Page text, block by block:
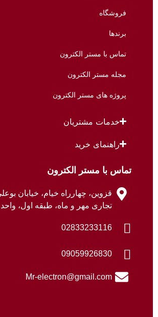
فروشگاه
برندها
تماس با مستر الکترون
مجله مستر الکترون
پروژه های مستر الکترون
خدمات مشتریان
راهنمای خرید
تماس با مستر الکترون
قزوین، چهارراه خیام، خیابان
تجاری مهر و ماه، طبقه اول، واحد
02833233116
09059926830
Mr-electron@gmail.com